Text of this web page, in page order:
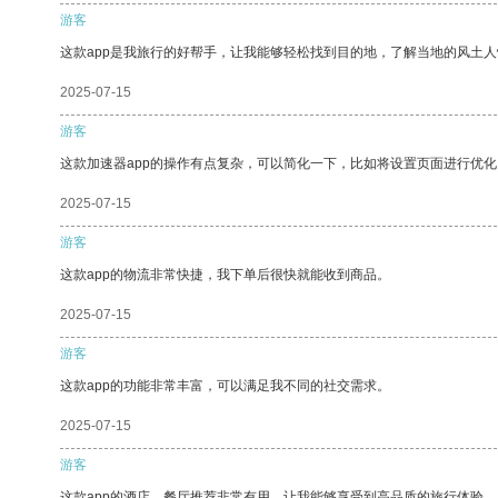
游客
这款app是我旅行的好帮手，让我能够轻松找到目的地，了解当地的风土
2025-07-15
游客
这款加速器app的操作有点复杂，可以简化一下，比如将设置页面进行优
2025-07-15
游客
这款app的物流非常快捷，我下单后很快就能收到商品。
2025-07-15
游客
这款app的功能非常丰富，可以满足我不同的社交需求。
2025-07-15
游客